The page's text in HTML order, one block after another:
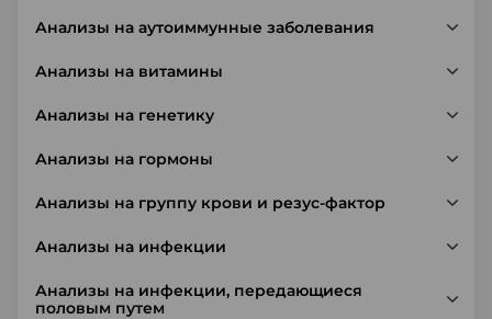
Анализы на аутоиммунные заболевания
Анализы на витамины
Анализы на генетику
Анализы на гормоны
Анализы на группу крови и резус-фактор
Анализы на инфекции
Анализы на инфекции, передающиеся
половым путем